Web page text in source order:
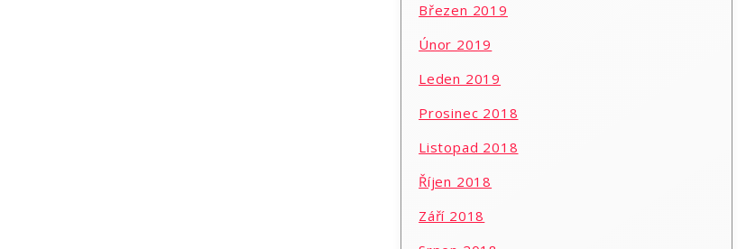
Březen 2019
Únor 2019
Leden 2019
Prosinec 2018
Listopad 2018
Říjen 2018
Září 2018